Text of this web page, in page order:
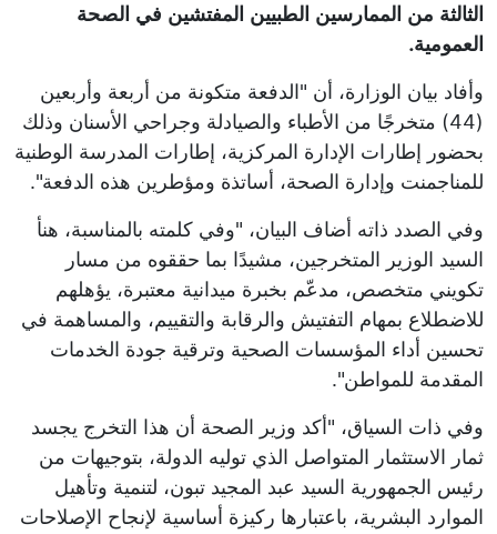
الثالثة من الممارسين الطبيين المفتشين في الصحة
العمومية.
وأفاد بيان الوزارة، أن "الدفعة متكونة من أربعة وأربعين
(44) متخرجًا من الأطباء والصيادلة وجراحي الأسنان وذلك
بحضور إطارات الإدارة المركزية، إطارات المدرسة الوطنية
للمناجمنت وإدارة الصحة، أساتذة ومؤطرين هذه الدفعة".
وفي الصدد ذاته أضاف البيان، "وفي كلمته بالمناسبة، هنأ
السيد الوزير المتخرجين، مشيدًا بما حققوه من مسار
تكويني متخصص، مدعّم بخبرة ميدانية معتبرة، يؤهلهم
للاضطلاع بمهام التفتيش والرقابة والتقييم، والمساهمة في
تحسين أداء المؤسسات الصحية وترقية جودة الخدمات
المقدمة للمواطن".
وفي ذات السياق، "أكد وزير الصحة أن هذا التخرج يجسد
ثمار الاستثمار المتواصل الذي توليه الدولة، بتوجيهات من
رئيس الجمهورية السيد عبد المجيد تبون، لتنمية وتأهيل
الموارد البشرية، باعتبارها ركيزة أساسية لإنجاح الإصلاحات